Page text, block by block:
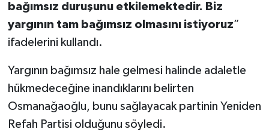
bağımsız duruşunu etkilemektedir. Biz
yargının tam bağımsız olmasını istiyoruz”
ifadelerini kullandı.
Yargının bağımsız hale gelmesi halinde adaletle
hükmedeceğine inandıklarını belirten
Osmanağaoğlu, bunu sağlayacak partinin Yeniden
Refah Partisi olduğunu söyledi.